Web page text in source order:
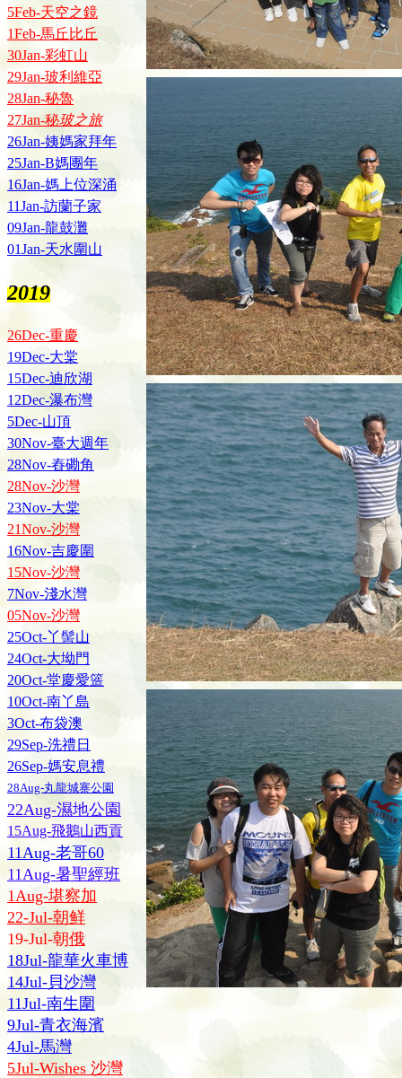
5Feb-天空之鏡
1Feb-馬丘比丘
30Jan-彩虹山
29Jan-玻利維亞
28Jan-秘魯
27Jan-秘玻之旅
26Jan-姨媽家拜年
25Jan-B媽團年
16Jan-媽上位深涌
11Jan-訪蘭子家
09Jan-龍鼓灘
01Jan-天水圍山
2019
26Dec-重慶
19Dec-大棠
15Dec-迪欣湖
12Dec-瀑布灣
5Dec-山頂
30Nov-臺大週年
28Nov-舂磡角
28Nov-沙灣
23Nov-大棠
21Nov-沙灣
16Nov-吉慶圍
15Nov-沙灣
7Nov-淺水灣
05Nov-沙灣
25Oct-丫髻山
24Oct-大坳門
20Oct-堂慶愛簉
10Oct-南丫島
3Oct-布袋澳
29Sep-洗禮日
26Sep-媽安息禮
28Aug-丸龍城寨公園
22Aug-濕地公園
15Aug-飛鵝山西貢
11Aug-老哥60
11Aug-暑聖經班
1Aug-堪察加
22-Jul-朝鲜
19-Jul-朝俄
18Jul-龍華火車博
14Jul-貝沙灣
11Jul-南生圍
9Jul-青衣海濱
4Jul-馬灣
5Jul-Wishes 沙灣